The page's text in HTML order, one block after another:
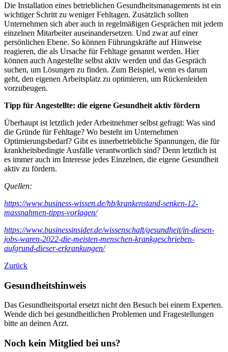
Die Installation eines betrieblichen Gesundheitsmanagements ist ein
wichtiger Schritt zu weniger Fehltagen. Zusätzlich sollten
Unternehmen sich aber auch in regelmäßigen Gesprächen mit jedem
einzelnen Mitarbeiter auseinandersetzen. Und zwar auf einer
persönlichen Ebene. So können Führungskräfte auf Hinweise
reagieren, die als Ursache für Fehltage genannt werden. Hier
können auch Angestellte selbst aktiv werden und das Gespräch
suchen, um Lösungen zu finden. Zum Beispiel, wenn es darum
geht, den eigenen Arbeitsplatz zu optimieren, um Rückenleiden
vorzubeugen.
Tipp für Angestellte: die eigene Gesundheit aktiv fördern
Überhaupt ist letztlich jeder Arbeitnehmer selbst gefragt: Was sind
die Gründe für Fehltage? Wo besteht im Unternehmen
Optimierungsbedarf? Gibt es innerbetriebliche Spannungen, die für
krankheitsbedingte Ausfälle verantwortlich sind? Denn letztlich ist
es immer auch im Interesse jedes Einzelnen, die eigene Gesundheit
aktiv zu fördern.
Quellen:
https://www.business-wissen.de/hb/krankenstand-senken-12-
massnahmen-tipps-vorlagen/
https://www.businessinsider.de/wissenschaft/gesundheit/in-diesen-
jobs-waren-2022-die-meisten-menschen-krankgeschrieben-
aufgrund-dieser-erkrankungen/
Zurück
Gesundheitshinweis
Das Gesundheitsportal ersetzt nicht den Besuch bei einem Experten.
Wende dich bei gesundheitlichen Problemen und Fragestellungen
bitte an deinen Arzt.
Noch kein Mitglied bei uns?